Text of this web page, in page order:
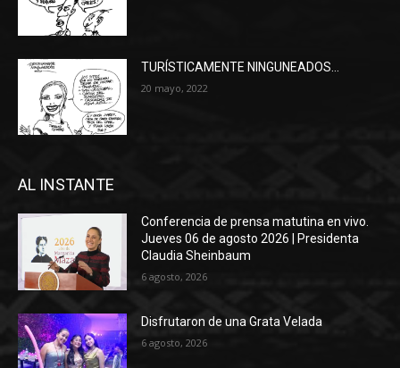
TURÍSTICAMENTE NINGUNEADOS…
20 mayo, 2022
AL INSTANTE
Conferencia de prensa matutina en vivo.
Jueves 06 de agosto 2026 | Presidenta
Claudia Sheinbaum
6 agosto, 2026
Disfrutaron de una Grata Velada
6 agosto, 2026